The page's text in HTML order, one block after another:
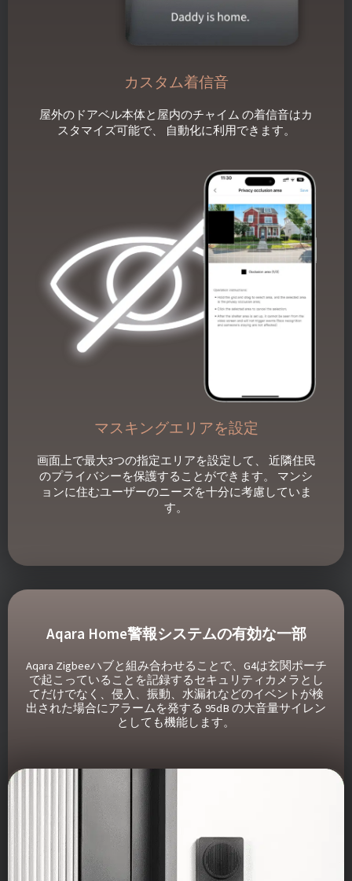
カスタム着信音
屋外のドアベル本体と屋内のチャイム の着信音はカ
スタマイズ可能で、 自動化に利用できます。
マスキングエリアを設定
画面上で最大3つの指定エリアを設定して、 近隣住民
のプライバシーを保護することができます。 マンシ
ョンに住むユーザーのニーズを十分に考慮していま
す。
Aqara Home警報システムの有効な一部
Aqara Zigbeeハブと組み合わせることで、G4は玄関ポーチ
で起こっていることを記録するセキュリティカメラとし
てだけでなく、侵入、振動、水漏れなどのイベントが検
出された場合にアラームを発する 95dB の大音量サイレン
としても機能します。